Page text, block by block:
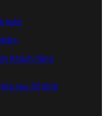
toán
Khách hàng
sau 30 phút